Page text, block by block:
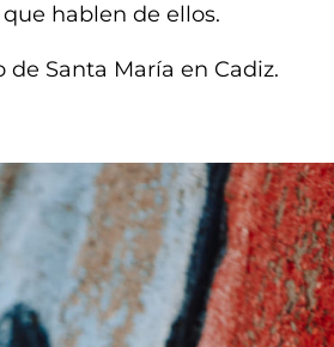
hablen de ellos.
de Santa María en Cadiz.